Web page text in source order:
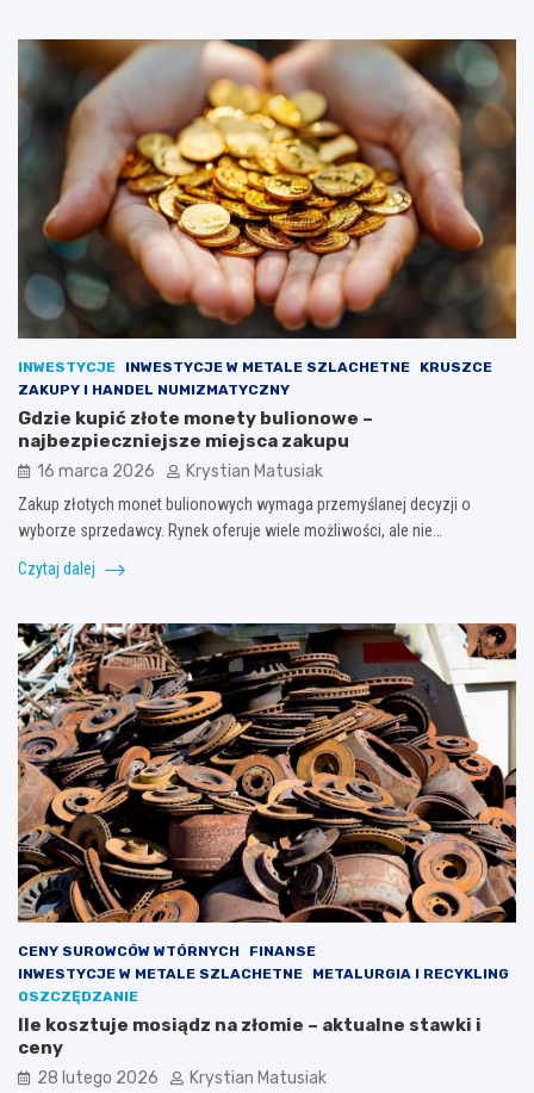
INWESTYCJE INWESTYCJE W METALE SZLACHETNE
KRUSZCE
ZAKUPY I HANDEL NUMIZMATYCZNY
Gdzie kupić złote monety bulionowe –
najbezpieczniejsze miejsca zakupu
16 marca 2026 Krystian Matusiak
Zakup złotych monet bulionowych wymaga przemyślanej decyzji o
wyborze sprzedawcy. Rynek oferuje wiele możliwości, ale nie…
Czytaj dalej
CENY SUROWCÓW WTÓRNYCH
FINANSE
INWESTYCJE W METALE SZLACHETNE
METALURGIA I RECYKLING
OSZCZĘDZANIE
Ile kosztuje mosiądz na złomie – aktualne stawki i
ceny
28 lutego 2026 Krystian Matusiak